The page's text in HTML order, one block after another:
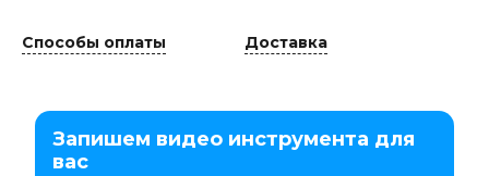
Способы оплаты Доставка
Запишем видео инструмента для
вас